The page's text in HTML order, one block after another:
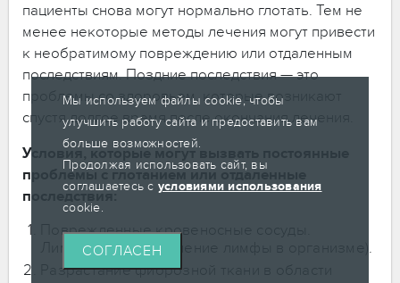
Мы используем файлы cookie, чтобы
улучшить работу сайта и предоставить вам
больше возможностей.
Продолжая использовать сайт, вы
соглашаетесь с условиями использования
cookie.
СОГЛАСЕН
пациенты снова могут нормально глотать. Тем не
менее некоторые методы лечения могут привести
к необратимому повреждению или отдаленным
последствиям. Поздние последствия — это
проблемы со здоровьем, которые возникают
спустя долгое время после окончания лечения.
Условия, которые могут вызвать постоянные
проблемы с глотанием или отдаленные
последствия:
Поврежденные кровеносные сосуды.
Лимфедема (накопление лимфы в организме).
Разрастание фиброзной ткани в области